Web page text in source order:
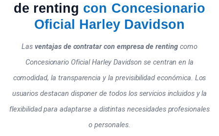
de renting con Concesionario
Oficial Harley Davidson
Lasventajas de contratar con empresa de rentingcomo
Concesionario Oficial Harley Davidson se centran en la
comodidad, la transparencia y la previsibilidad económica. Los
usuarios destacan disponer de todos los servicios incluidos y la
flexibilidad para adaptarse a distintas necesidades profesionales
o personales.